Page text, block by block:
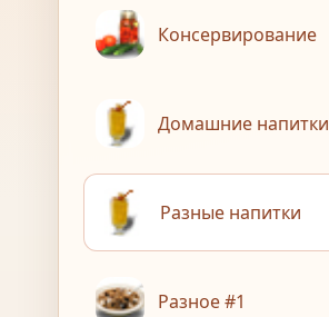
Консервирование
Домашние напитки
Разные напитки
Разное #1